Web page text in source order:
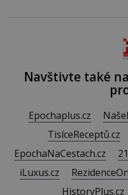
Navštivte také
Epochaplus.cz
TisíceReceptů.cz
EpochaNaCestach.cz
iLuxus.cz
HistoryPlus.cz